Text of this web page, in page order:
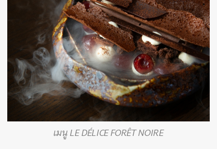
เมนู LE DÉLICE FORÊT NOIRE